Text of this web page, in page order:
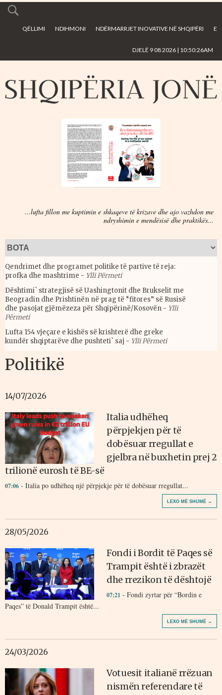
main
QËLLIMI NDIHMONI NDËRMARRJET INOVATIVE NË SHQIPËRI E
DJELË 9 08 2026 | 10:50:26AM
...lufta fillon me kuptimin e shkaqeve të krizave dhe ajo vazhdon me
ndryshimin e mendësisë dhe praktikës...
Qendrimet dhe programet politike të partive të reja:
profka dhe mashtrime - Ylli Përmeti
Dështimi` strategjisë së Uashingtonit dhe Brukselit me
Beogradin dhe Prishtinën në prag të “fitores” së Rusisë
dhe pasojat gjëmëzeza për Shqipërinë/Kosovën - Ylli
Përmeti
Lufta 154 vjeçare e kishës së krishterë dhe greke
kundër shqiptarëve dhe pushteti` saj - Ylli Përmeti
Politikë
14/07/2026
Italia udhëheq
përpjekjen për të
dobësuar rregullat e
gjelbra në buxhetin prej 2
trilionë eurosh të BE-së
07:06 - Italia po udhëheq një përpjekje për të dobësuar rregullat...
LEXO MË SHUMË →
28/05/2026
Fondi i Bordit të Paqes së
Trampit është i zbrazët
dhe rrezikon të dështojë
07:21 - Fondi zyrtar për “Bordin e
Paqes” të Donald Trampit është...
LEXO MË SHUMË →
24/03/2026
Votuesit italianë rrëzuan
nismën referendare të